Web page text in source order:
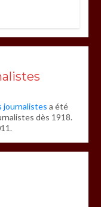
journalistes a été
dès 1918.